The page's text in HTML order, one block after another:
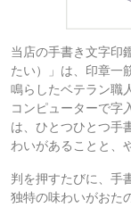
当店の手書き文字印
たい）」は、印章一
鳴らしたベテラン職
コンピューターで字
は、ひとつひとつ手
わいがあることと、
判を押すたびに、手
独特の味わいがおた